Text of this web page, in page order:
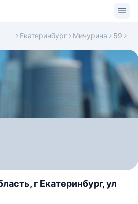
Екатеринбург Мичурина 59
г Екатеринбург, ул